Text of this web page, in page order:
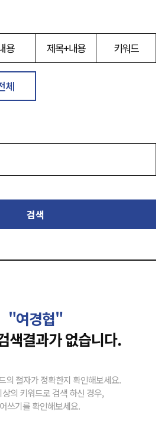
용 제목+내용 키워드
체
검색
"여경협"
색결과가 없습니다.
의 철자가 정확한지 확인해보세요.
상의 키워드로 검색 하신 경우,
쓰기를 확인해보세요.